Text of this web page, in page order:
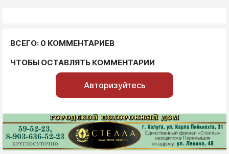
ВСЕГО: 0 КОММЕНТАРИЕВ
ЧТОБЫ ОСТАВЛЯТЬ КОММЕНТАРИИ
Авторизуйтесь